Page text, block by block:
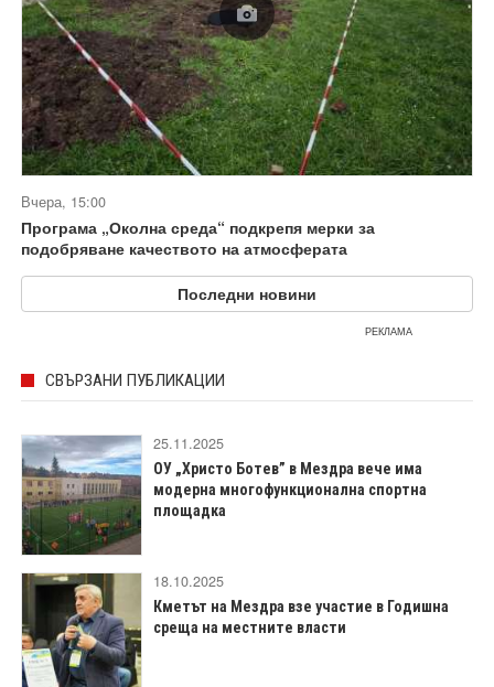
Вчера, 15:00
Програма „Околна среда“ подкрепя мерки за
подобряване качеството на атмосферата
Последни новини
РЕКЛАМА
СВЪРЗАНИ ПУБЛИКАЦИИ
25.11.2025
ОУ „Христо Ботев” в Мездра вече има
модерна многофункционална спортна
площадка
18.10.2025
Кметът на Мездра взе участие в Годишна
среща на местните власти